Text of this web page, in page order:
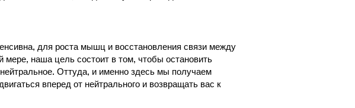
для роста мышц и восстановления связи между
мере, наша цель состоит в том, чтобы остановить
Оттуда, и именно здесь мы получаем
вперед от нейтрального и возвращать вас к